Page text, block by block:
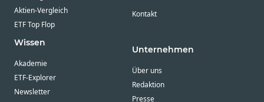
Aktien-Vergleich
ETF Top Flop
Wissen
Akademie
ETF-Explorer
Newsletter
Kontakt
Unternehmen
Über uns
Redaktion
Presse